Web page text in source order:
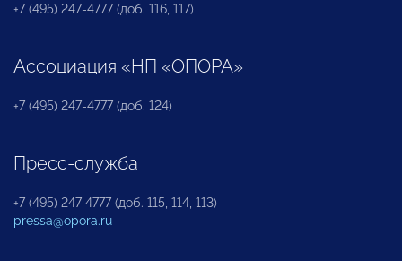
+7 (495) 247-4777 (доб. 116, 117)
Ассоциация «НП «ОПОРА»
+7 (495) 247-4777 (доб. 124)
Пресс-служба
+7 (495) 247 4777 (доб. 115, 114, 113)
pressa@opora.ru